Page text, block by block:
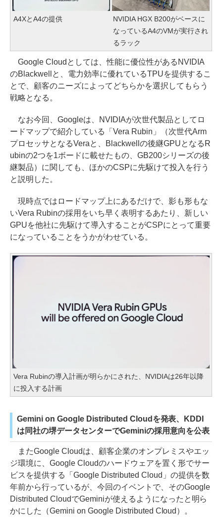
A4XとA4の提供
NVIDIA HGX B200がベースに
なっているA4のVMが実行され
るラック
Google Cloudとしては、性能に優位性があるNVIDIA
のBlackwellと、電力効率に優れているTPUを提供するこ
とで、顧客のニーズによってどちらかを選択してもらう
戦略となる。
なお今回、Googleは、NVIDIAが次世代製品としてロ
ードマップで紹介している「Vera Rubin」（次世代Arm
プロセッサとなるVeraと、Blackwellの後継GPUとなるR
ubinの2つを1ボードに載せたもの、GB200シリーズの後
継製品）に関しても、ほかのCSPに先駆けて投入を行う
と説明した。
現時点ではロードマップ上にあるだけで、影も形もな
いVera Rubinの採用をいち早く表明するあたり、新しい
GPUを他社に先駆けて導入することがCSPにとって重要
になっていることをうかがわせている。
Vera Rubinの導入計画が明らかにされた、NVIDIAは26年以降
に投入する計画
Gemini on Google Distributed Cloudを発表、KDDI
は同社の堺データセンターでGeminiの採用意向を公表
またGoogle Cloudは、顧客企業のオンプレミスやエッ
ジ環境に、Google Cloudのハードウェアを置く形でサー
ビスを提供する「Google Distributed Cloud」の提供を数
年前から行っているが、今回のイベントで、そのGoogle
Distributed CloudでGeminiが使えるようになったと明ら
かにした（Gemini on Google Distributed Cloud）。